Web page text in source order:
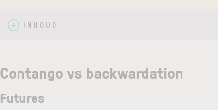
INHOUD
Contango vs backwardation
Futures